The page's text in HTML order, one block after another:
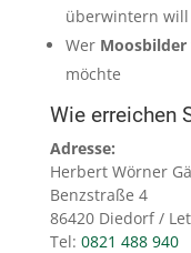
überwintern will
Wer Moosbilder
möchte
Wie erreichen
Adresse:
Herbert Wörner
Benzstraße 4
86420 Diedorf /
Tel: 0821 488 940